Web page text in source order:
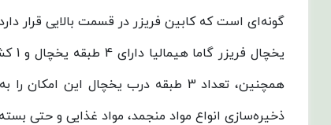
گونه‌ای است که کابین فریزر در قسمت بالایی قرار دارد، با تقسیم‌بندی 30 درصد فریزر و 70 درصد یخچال، که آن را برای استفاده‌های
ذخیره‌سازی انواع مواد منجمد، مواد غذایی و حتی